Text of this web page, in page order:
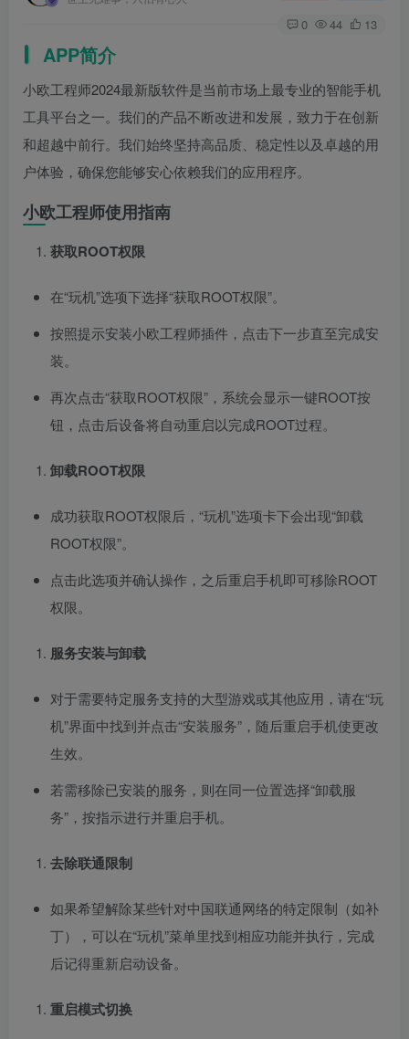
0 44 13
APP简介
小欧工程师2024最新版软件是当前市场上最专业的智能手机
工具平台之一。我们的产品不断改进和发展，致力于在创新
和超越中前行。我们始终坚持高品质、稳定性以及卓越的用
户体验，确保您能够安心依赖我们的应用程序。
小欧工程师使用指南
获取ROOT权限
在“玩机”选项下选择“获取ROOT权限”。
按照提示安装小欧工程师插件，点击下一步直至完成安
装。
再次点击“获取ROOT权限”，系统会显示一键ROOT按
钮，点击后设备将自动重启以完成ROOT过程。
卸载ROOT权限
成功获取ROOT权限后，“玩机”选项卡下会出现“卸载
ROOT权限”。
点击此选项并确认操作，之后重启手机即可移除ROOT
权限。
服务安装与卸载
对于需要特定服务支持的大型游戏或其他应用，请在“玩
机”界面中找到并点击“安装服务”，随后重启手机使更改
生效。
若需移除已安装的服务，则在同一位置选择“卸载服
务”，按指示进行并重启手机。
去除联通限制
如果希望解除某些针对中国联通网络的特定限制（如补
丁），可以在“玩机”菜单里找到相应功能并执行，完成
后记得重新启动设备。
重启模式切换